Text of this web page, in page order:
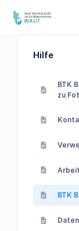
Hilfe
BTK
zu
BTK